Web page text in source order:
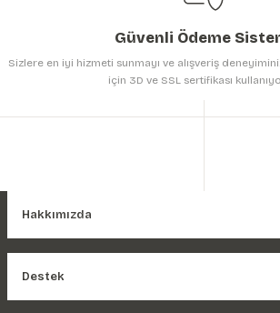
Güvenli Ödeme
Sizlere en iyi hizmeti sunmayı ve alışveriş
için 3D ve SSL sertifikası
Hakkımızda
Destek